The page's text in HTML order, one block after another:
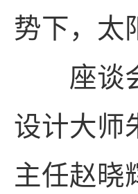
势下，太
座谈会
设计大师
主任赵晓